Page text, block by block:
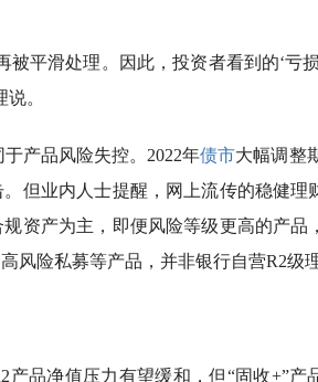
平滑处理。因此，投资者看到的‘亏
。
产品风险失控。2022年债市大幅调整
但业内人士提醒，网上流传的稳健理
资产为主，即便风险等级更高的产品
风险私募等产品，并非银行自营R2级
产品净值压力有望缓和，但“固收+”产